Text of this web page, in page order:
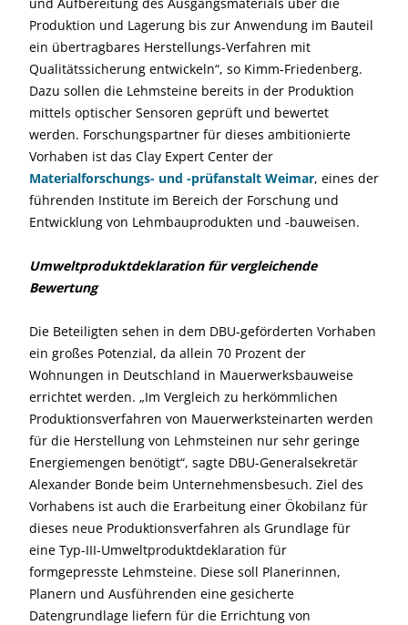
Produktion und Lagerung bis zur Anwendung im Bauteil
ein übertragbares Herstellungs-Verfahren mit
Qualitätssicherung entwickeln“, so Kimm-Friedenberg.
Dazu sollen die Lehmsteine bereits in der Produktion
mittels optischer Sensoren geprüft und bewertet
werden. Forschungspartner für dieses ambitionierte
Vorhaben ist das Clay Expert Center der
Materialforschungs- und -prüfanstalt Weimar, eines der
führenden Institute im Bereich der Forschung und
Entwicklung von Lehmbauprodukten und -bauweisen.
Umweltproduktdeklaration für vergleichende
Bewertung
Die Beteiligten sehen in dem DBU-geförderten Vorhaben
ein großes Potenzial, da allein 70 Prozent der
Wohnungen in Deutschland in Mauerwerksbauweise
errichtet werden. „Im Vergleich zu herkömmlichen
Produktionsverfahren von Mauerwerksteinarten werden
für die Herstellung von Lehmsteinen nur sehr geringe
Energiemengen benötigt“, sagte DBU-Generalsekretär
Alexander Bonde beim Unternehmensbesuch. Ziel des
Vorhabens ist auch die Erarbeitung einer Ökobilanz für
dieses neue Produktionsverfahren als Grundlage für
eine Typ-III-Umweltproduktdeklaration für
formgepresste Lehmsteine. Diese soll Planerinnen,
Planern und Ausführenden eine gesicherte
Datengrundlage liefern für die Errichtung von